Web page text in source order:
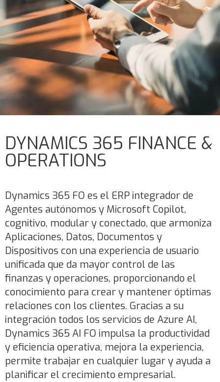
DYNAMICS 365 FINANCE &
OPERATIONS
Dynamics 365 FO es el ERP integrador de
Agentes autónomos y Microsoft Copilot,
cognitivo, modular y conectado, que armoniza
Aplicaciones, Datos, Documentos y
Dispositivos con una experiencia de usuario
unificada que da mayor control de las
finanzas y operaciones, proporcionando el
conocimiento para crear y mantener óptimas
relaciones con los clientes. Gracias a su
integración todos los servicios de Azure AI,
Dynamics 365 AI FO impulsa la productividad
y eficiencia operativa, mejora la experiencia,
permite trabajar en cualquier lugar y ayuda a
planificar el crecimiento empresarial.